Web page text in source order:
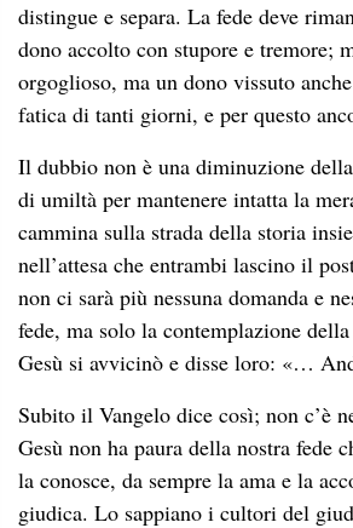
distingue e separa. La fede deve
dono accolto con stupore e tremore;
orgoglioso, ma un dono vissuto
fatica di tanti giorni, e per questo
Il dubbio non è una diminuzione
di umiltà per mantenere intatta la
cammina sulla strada della storia
nell’attesa che entrambi lascino il
non ci sarà più nessuna domanda e
fede, ma solo la contemplazione
Gesù si avvicinò e disse loro: «…
Subito il Vangelo dice così; non c’è
Gesù non ha paura della nostra fede
la conosce, da sempre la ama e la
giudica. Lo sappiano i cultori del